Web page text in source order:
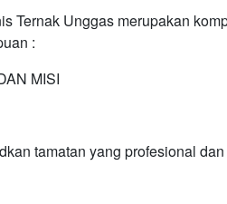
Ternak Unggas merupakan
:
MISI
tamatan yang profesional